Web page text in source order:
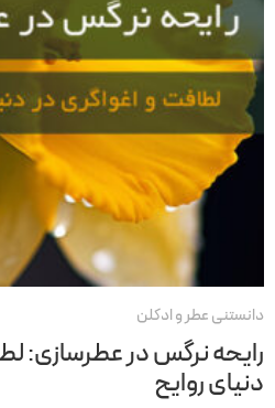
دانستنی عطر و ادکلن
رایحه نرگس در عطرسازی:
دنیای روایح